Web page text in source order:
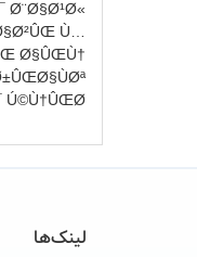
Ø¨Ø§Ø¹Ø«
Ù…
Ø§ÛŒÙ†
لینک‌ها